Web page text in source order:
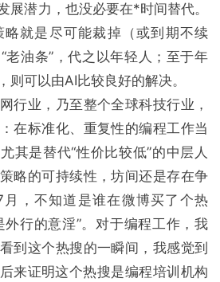
展潜力，也没必要在*时间替代。
就是尽可能裁掉（或到期不续
老油条”，代之以年轻人；至于年
则可以由AI比较良好的解决。
行业，乃至整个全球科技行业，
在标准化、重复性的编程工作当
其是替代“性价比较低”的中层人
略的可持续性，坊间还是存在争
，不知道是谁在微博买了个热
外行的意淫”。对于编程工作，我
到这个热搜的一瞬间，我感觉到
来证明这个热搜是编程培训机构